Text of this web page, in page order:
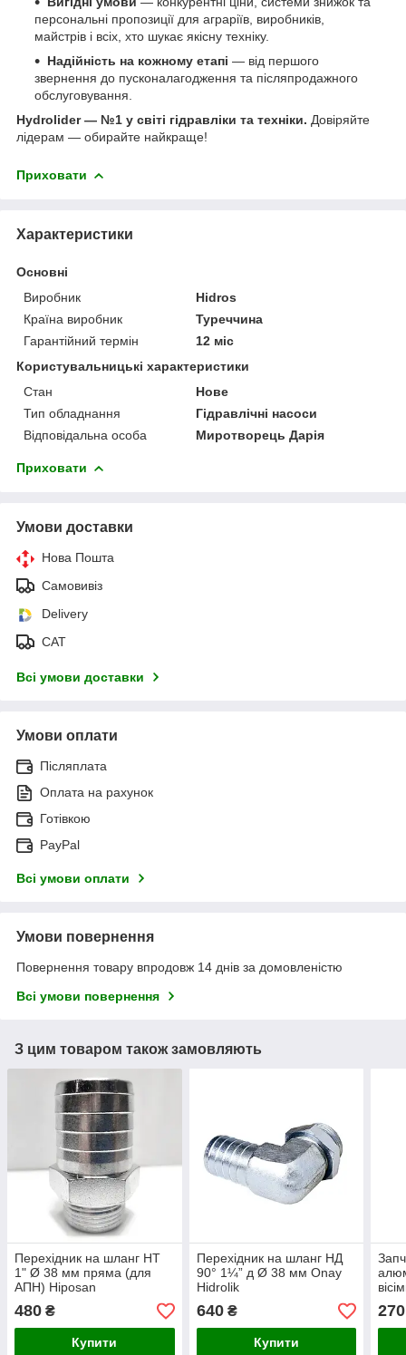
персональні пропозиції для аграріїв, виробників,
майстрів і всіх, хто шукає якісну техніку.
Надійність на кожному етапі — від першого
звернення до пусконалагодження та післяпродажного
обслуговування.
Hydrolider — №1 у світі гідравліки та техніки. Довіряйте
лідерам — обирайте найкраще!
Приховати
Характеристики
Основні
Виробник
Hidros
Країна виробник
Туреччина
Гарантійний термін
12 міс
Користувальницькі характеристики
Стан
Нове
Тип обладнання
Гідравлічні насоси
Відповідальна особа
Миротворець Дарія
Приховати
Умови доставки
Нова Пошта
Самовивіз
Delivery
САТ
Всі умови доставки
Умови оплати
Післяплата
Оплата на рахунок
Готівкою
PayPal
Всі умови оплати
Умови повернення
Повернення товару впродовж 14 днів за домовленістю
Всі умови повернення
З цим товаром також замовляють
Перехідник на шланг НТ
1" Ø 38 мм пряма (для
АПН) Hiposan
480 ₴
Купити
Перехідник на шланг НД
90° 1¼” д Ø 38 мм Onay
Hidrolik
640₴
Купити
270